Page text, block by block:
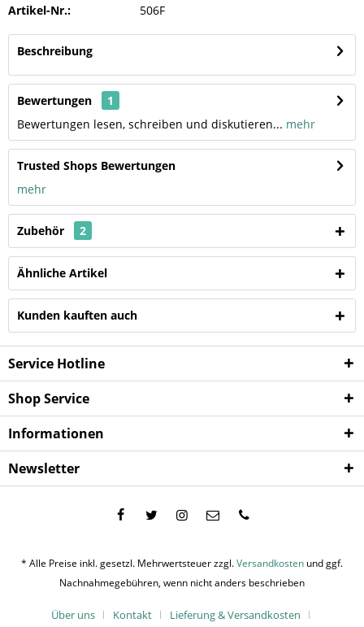
Artikel-Nr.: 506F
Beschreibung
Bewertungen
1
Bewertungen lesen, schreiben und diskutieren... mehr
Trusted Shops Bewertungen
mehr
Zubehör 2
Ähnliche Artikel
Kunden kauften auch
Service Hotline
Shop Service
Informationen
Newsletter
* Alle Preise inkl. gesetzl. Mehrwertsteuer zzgl.Versandkosten und ggf.
Nachnahmegebühren, wenn nicht anders beschrieben
Über uns Kontakt Lieferung & Versandkosten